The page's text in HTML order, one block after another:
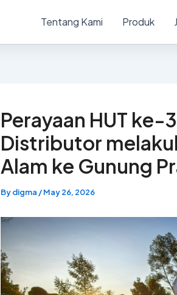
Tentang Kami Produk
Perayaan HUT ke-
Distributor
Alam ke Gunung
Bydigma /May 26, 2026